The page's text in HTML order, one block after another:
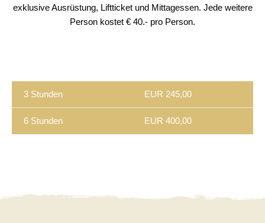
exklusive Ausrüstung, Liftticket und Mittagessen. Jede weitere
Person kostet € 40.- pro Person.
3 Stunden EUR 245,00
6 Stunden EUR 400,00